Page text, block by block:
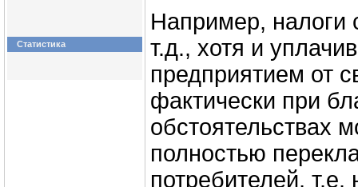
Статистика
Например, налоги
т.д., хотя и
предприятием от
фактически при
обстоятельствах
полностью
потребителей,